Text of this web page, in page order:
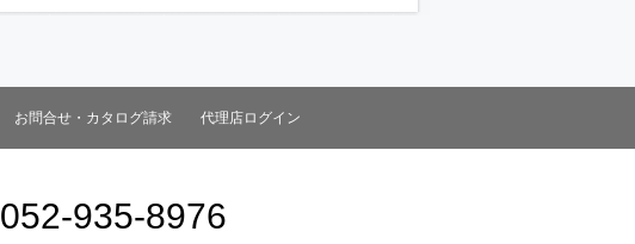
お問合せ・カタログ請求 代理店ログイン
052-935-8976